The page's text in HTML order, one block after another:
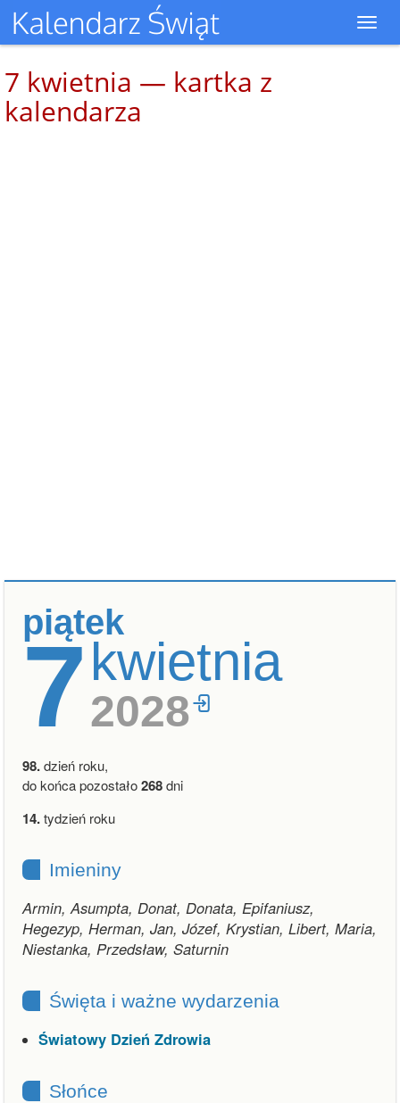
7 kwietnia — kartka z
kalendarza
piątek
7kwietnia
2028
98.dzień roku,
do końca pozostało268dni
14.tydzień roku
Imieniny
Armin, Asumpta, Donat, Donata, Epifaniusz,
Hegezyp, Herman, Jan, Józef, Krystian, Libert, Maria,
Niestanka, Przedsław, Saturnin
Święta i ważne wydarzenia
Światowy Dzień Zdrowia
Słońce